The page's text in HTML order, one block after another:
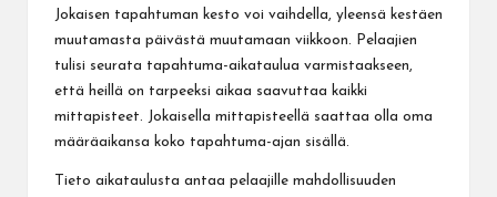
Jokaisen tapahtuman kesto voi vaihdella, yleensä kestäen
muutamasta päivästä muutamaan viikkoon. Pelaajien
tulisi seurata tapahtuma-aikataulua varmistaakseen,
että heillä on tarpeeksi aikaa saavuttaa kaikki
mittapisteet. Jokaisella mittapisteellä saattaa olla oma
määräaikansa koko tapahtuma-ajan sisällä.
Tieto aikataulusta antaa pelaajille mahdollisuuden